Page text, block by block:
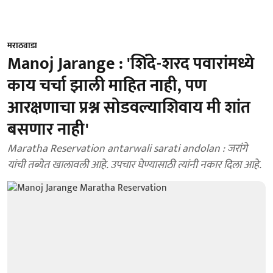
मराठवाडा
Manoj Jarange : 'शिंदे-शरद पवारांमध्ये
काय चर्चा झाली माहित नाही, पण
आरक्षणाचा प्रश्न सोडवल्याशिवाय मी शांत
बसणार नाही'
Maratha Reservation antarwali sarati andolan : जरांगे
यांची तब्येत खालावली आहे. उपचार घेण्यासाठी त्यांनी नकार दिला आहे.